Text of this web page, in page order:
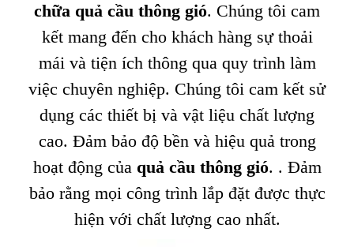
chữa quả cầu thông gió. Chúng tôi cam
kết mang đến cho khách hàng sự thoải
mái và tiện ích thông qua quy trình làm
việc chuyên nghiệp. Chúng tôi cam kết sử
dụng các thiết bị và vật liệu chất lượng
cao. Đảm bảo độ bền và hiệu quả trong
hoạt động của quả cầu thông gió. . Đảm
bảo rằng mọi công trình lắp đặt được thực
hiện với chất lượng cao nhất.